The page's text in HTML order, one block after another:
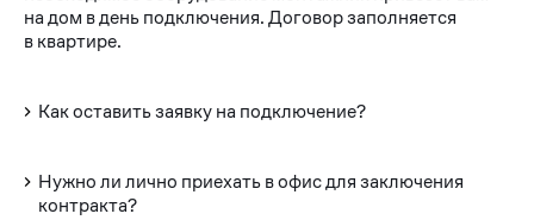
на дом в день подключения. Договор заполняется
в квартире.
Как оставить заявку на подключение?
Нужно ли лично приехать в офис для заключения
контракта?